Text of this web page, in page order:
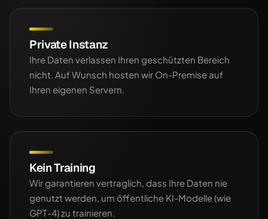
Private Instanz
Ihre Daten verlassen Ihren geschützten Bereich
nicht. Auf Wunsch hosten wir On-Premise auf
Ihren eigenen Servern.
Kein Training
Wir garantieren vertraglich, dass Ihre Daten nie
genutzt werden, um öffentliche KI-Modelle (wie
GPT-4) zu trainieren.